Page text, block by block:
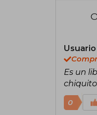
Es un
0